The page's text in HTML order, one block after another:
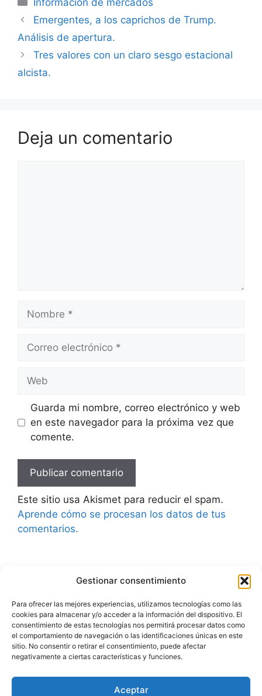
Gestionar consentimiento
Para ofrecer las mejores experiencias, utilizamos tecnologías como las
cookies para almacenar y/o acceder a la información del dispositivo. El
consentimiento de estas tecnologías nos permitirá procesar datos como
el comportamiento de navegación o las identificaciones únicas en este
sitio. No consentir o retirar el consentimiento, puede afectar
negativamente a ciertas características y funciones.
Aceptar
Emergentes, a los caprichos de Trump.
Análisis de apertura.
Tres valores con un claro sesgo estacional
alcista.
Deja un comentario
electrónico
Guarda mi nombre, correo electrónico y web
en este navegador para la próxima vez que
comente.
Este sitio usa Akismet para reducir el spam.
Aprende cómo se procesan los datos de tus
comentarios.
Advertencia
Política de privacidad
Aviso legal
Política de cookies